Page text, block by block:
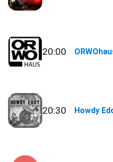
20:00
20:30 Howdy